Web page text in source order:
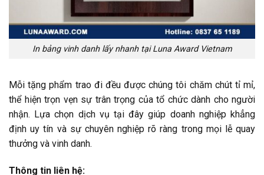
In bảng vinh danh lấy nhanh tại Luna Award Vietnam
Mỗi tặng phẩm trao đi đều được chúng tôi chăm chút tỉ mỉ,
thể hiện trọn vẹn sự trân trọng của tổ chức dành cho người
nhận. Lựa chọn dịch vụ tại đây giúp doanh nghiệp khẳng
định uy tín và sự chuyên nghiệp rõ ràng trong mọi lễ quay
thưởng và vinh danh.
Thông tin liên hệ: